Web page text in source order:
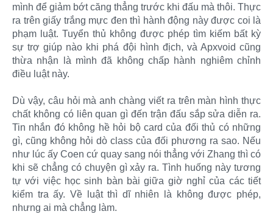
mình để giảm bớt căng thẳng trước khi đấu mà thôi. Thực
ra trên giấy trắng mực đen thì hành động này được coi là
phạm luật. Tuyển thủ không được phép tìm kiếm bất kỳ
sự trợ giúp nào khi phá đội hình địch, và Apxvoid cũng
thừa nhận là mình đã không chấp hành nghiêm chỉnh
điều luật này.
Dù vậy, câu hỏi mà anh chàng viết ra trên màn hình thực
chất không có liên quan gì đến trận đấu sắp sửa diễn ra.
Tin nhắn đó không hề hỏi bộ card của đối thủ có những
gì, cũng không hỏi dò class của đối phương ra sao. Nếu
như lúc ấy Coen cứ quay sang nói thẳng với Zhang thì có
khi sẽ chẳng có chuyện gì xảy ra. Tình huống này tương
tự với việc học sinh bàn bài giữa giờ nghỉ của các tiết
kiểm tra ấy. Về luật thì dĩ nhiên là không được phép,
nhưng ai mà chẳng làm.